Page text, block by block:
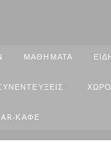
ΜΑΘΗΜΑΤΑ
ΚΑΦΕ